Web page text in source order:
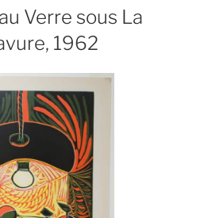
Verre sous La
1962